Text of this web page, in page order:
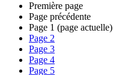
Première page
Page précédente
Page 1 (page actuelle)
Page 2
Page 3
Page 4
Page 5